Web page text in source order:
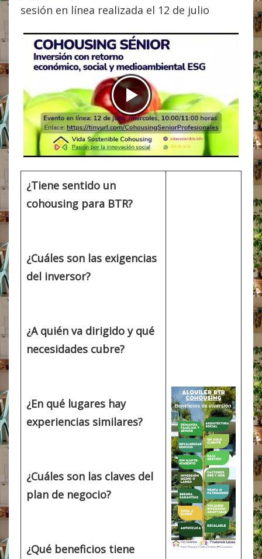
sesión en línea realizada el 12 de julio
¿Tiene sentido un
cohousing para BTR?
¿Cuáles son las exigencias
del inversor?
¿A quién va dirigido y qué
necesidades cubre?
¿En qué lugares hay
experiencias similares?
¿Cuáles son las claves del
plan de negocio?
¿Qué beneficios tiene